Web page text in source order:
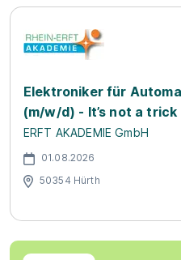
Elektroniker für
(m/w/d) - It’s not a trick
ERFT AKADEMIE GmbH
01.08.2026
50354 Hürth